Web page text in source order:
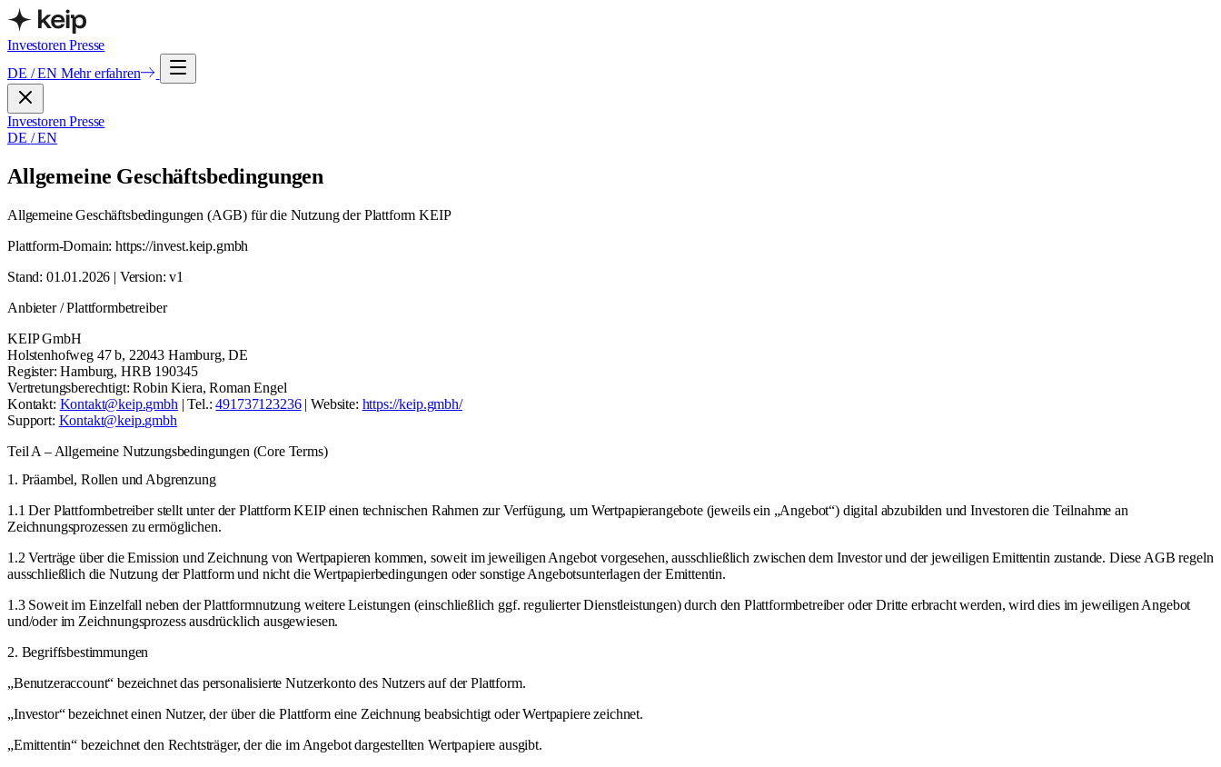
InvestorenPresse
DE / EN Mehr erfahren
InvestorenPresse
DE / EN
Allgemeine Geschäftsbedingungen
Allgemeine Geschäftsbedingungen (AGB) für die Nutzung der Plattform KEIP
Plattform-Domain: https://invest.keip.gmbh
Stand: 01.01.2026 | Version: v1
Anbieter / Plattformbetreiber
KEIP GmbH
Holstenhofweg 47 b, 22043 Hamburg, DE
Register: Hamburg, HRB 190345
Vertretungsberechtigt: Robin Kiera, Roman Engel
Kontakt: Kontakt@keip.gmbh | Tel.:491737123236| Website: https://keip.gmbh/
Support: Kontakt@keip.gmbh
Teil A – Allgemeine Nutzungsbedingungen (Core Terms)
1. Präambel, Rollen und Abgrenzung
1.1 Der Plattformbetreiber stellt unter der Plattform KEIP einen technischen Rahmen zur Verfügung, um Wertpapierangebote (jeweils ein „Angebot“) digital abzubilden und Investoren die Teilnahme an
Zeichnungsprozessen zu ermöglichen.
1.2 Verträge über die Emission und Zeichnung von Wertpapieren kommen, soweit im jeweiligen Angebot vorgesehen, ausschließlich zwischen dem Investor und der jeweiligen Emittentin zustande. Diese AGB regeln
ausschließlich die Nutzung der Plattform und nicht die Wertpapierbedingungen oder sonstige Angebotsunterlagen der Emittentin.
1.3 Soweit im Einzelfall neben der Plattformnutzung weitere Leistungen (einschließlich ggf. regulierter Dienstleistungen) durch den Plattformbetreiber oder Dritte erbracht werden, wird dies im jeweiligen Angebot
und/oder im Zeichnungsprozess ausdrücklich ausgewiesen.
2. Begriffsbestimmungen
„Benutzeraccount“ bezeichnet das personalisierte Nutzerkonto des Nutzers auf der Plattform.
„Investor“ bezeichnet einen Nutzer, der über die Plattform eine Zeichnung beabsichtigt oder Wertpapiere zeichnet.
„Emittentin“ bezeichnet den Rechtsträger, der die im Angebot dargestellten Wertpapiere ausgibt.